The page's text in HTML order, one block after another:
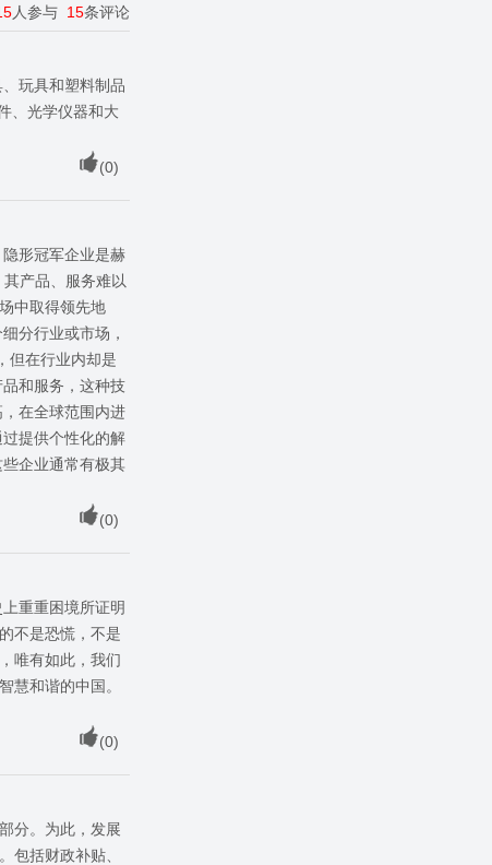
人参与 15条评论
玩具和塑料制品
、光学仪器和大
(0)
形冠军企业是赫
产品、服务难以
中取得领先地
分行业或市场，
但在行业内却是
和服务，这种技
在全球范围内进
提供个性化的解
企业通常有极其
(0)
重重困境所证明
不是恐慌，不是
唯有如此，我们
慧和谐的中国。
(0)
分。为此，发展
包括财政补贴、